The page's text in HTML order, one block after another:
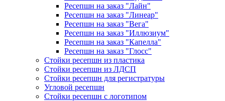
Ресепшн на заказ "Лайн"
Ресепшн на заказ "Линеар"
Ресепшн на заказ "Вега"
Ресепшн на заказ "Иллюзиум"
Ресепшн на заказ "Капелла"
Ресепшн на заказ "Глосс"
Стойки ресепшн из пластика
Стойки ресепшн из ЛДСП
Стойки ресепшн для регистратуры
Угловой ресепшн
Стойки ресепшн с логотипом